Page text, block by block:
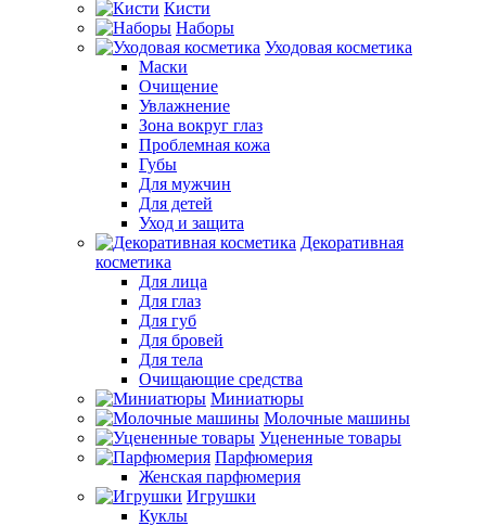
Кисти
Наборы
Уходовая косметика
Маски
Очищение
Увлажнение
Зона вокруг глаз
Проблемная кожа
Губы
Для мужчин
Для детей
Уход и защита
Декоративная
косметика
Для лица
Для глаз
Для губ
Для бровей
Для тела
Очищающие средства
Миниатюры
Молочные машины
Уцененные товары
Парфюмерия
Женская парфюмерия
Игрушки
Куклы